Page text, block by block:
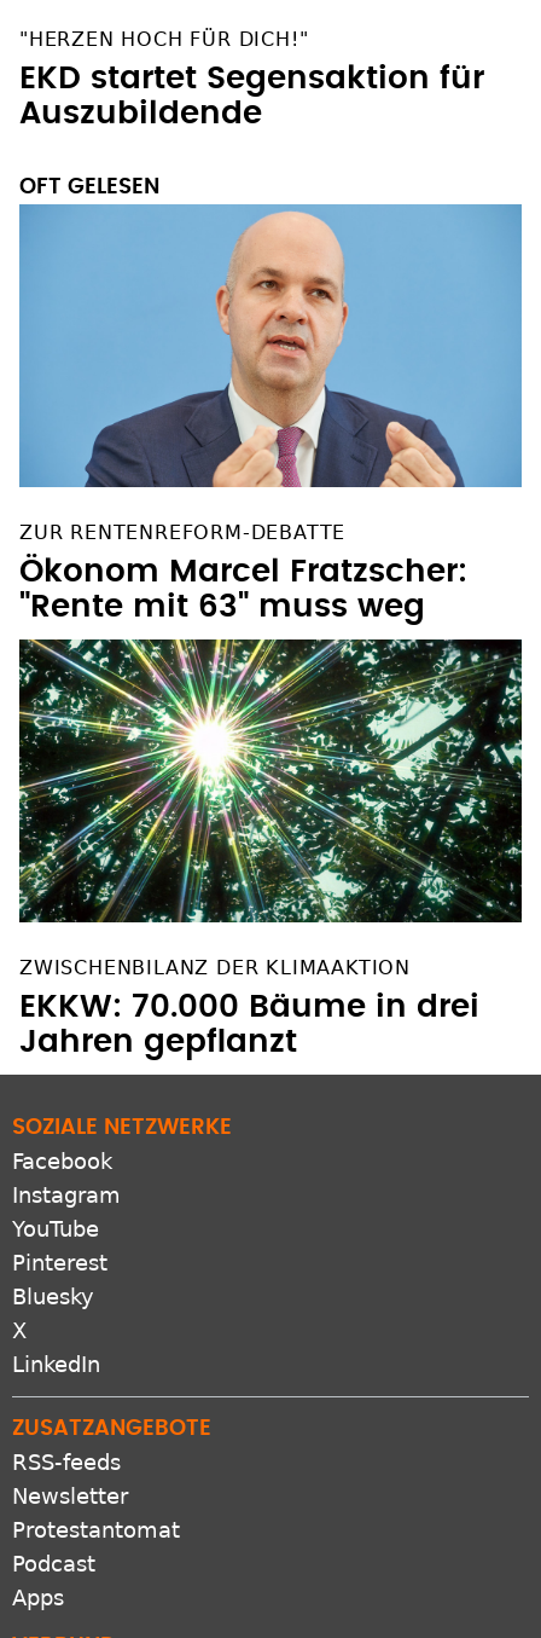
"HERZEN HOCH FÜR DICH!"
EKD startet Segensaktion für
Auszubildende
OFT GELESEN
ZUR RENTENREFORM-DEBATTE
Ökonom Marcel Fratzscher:
"Rente mit 63" muss weg
ZWISCHENBILANZ DER KLIMAAKTION
EKKW: 70.000 Bäume in drei
Jahren gepflanzt
SOZIALE NETZWERKE
Facebook
Instagram
YouTube
Pinterest
Bluesky
X
LinkedIn
ZUSATZANGEBOTE
RSS-feeds
Newsletter
Protestantomat
Podcast
Apps